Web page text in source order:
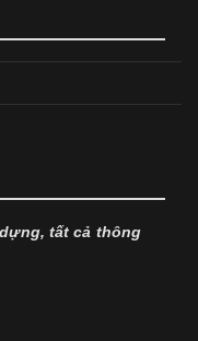
tất cả thông